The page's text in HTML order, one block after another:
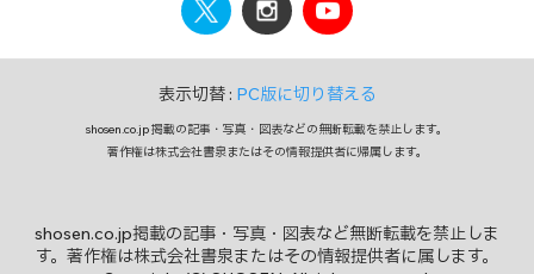
表示切替 : PC版に切り替える
shosen.co.jp 掲載の記事・写真・図表などの無断転載を禁止します。
著作権は株式会社書泉またはその情報提供者に帰属します。
shosen.co.jp掲載の記事・写真・図表など無断転載を禁止しま
す。著作権は株式会社書泉またはその情報提供者に属します。